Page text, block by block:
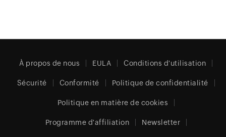
À propos de nous EULA Conditions d'utilisation
Sécurité Conformité Politique de confidentialité
Politique en matière de cookies
Programme d'affiliation Newsletter